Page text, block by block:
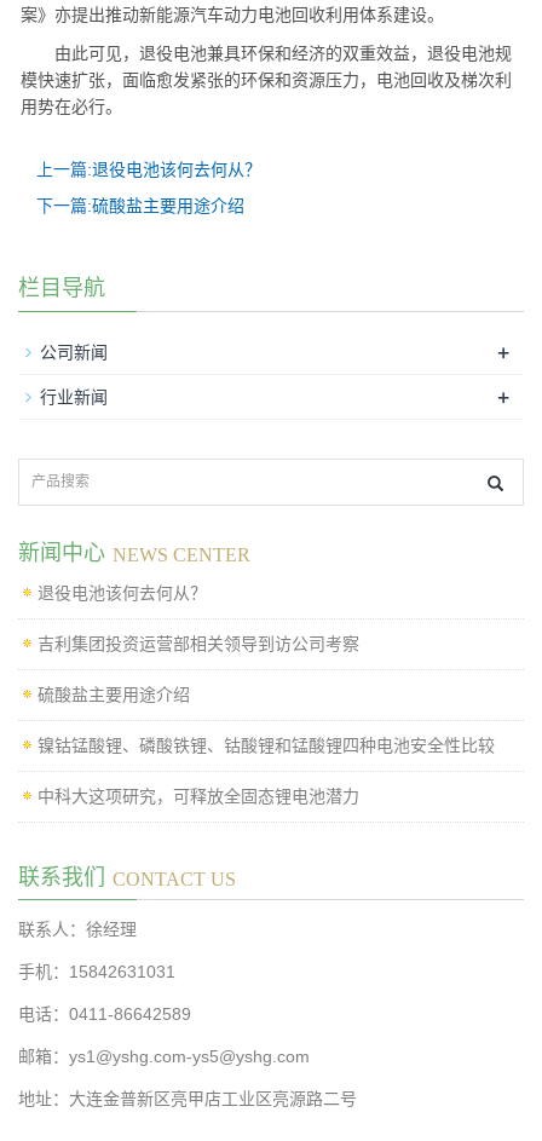
案》亦提出推动新能源汽车动力电池回收利用体系建设。
由此可见，退役电池兼具环保和经济的双重效益，退役电池规
模快速扩张，面临愈发紧张的环保和资源压力，电池回收及梯次利
用势在必行。
上一篇:退役电池该何去何从？
下一篇:硫酸盐主要用途介绍
栏目导航
公司新闻 +
行业新闻 +
新闻中心 NEWS CENTER
退役电池该何去何从？
吉利集团投资运营部相关领导到访公司考察
硫酸盐主要用途介绍
镍钴锰酸锂、磷酸铁锂、钴酸锂和锰酸锂四种电池安全性比较
中科大这项研究，可释放全固态锂电池潜力
联系我们 CONTACT US
联系人：徐经理
手机：15842631031
电话：0411-86642589
邮箱：ys1@yshg.com-ys5@yshg.com
地址：大连金普新区亮甲店工业区亮源路二号